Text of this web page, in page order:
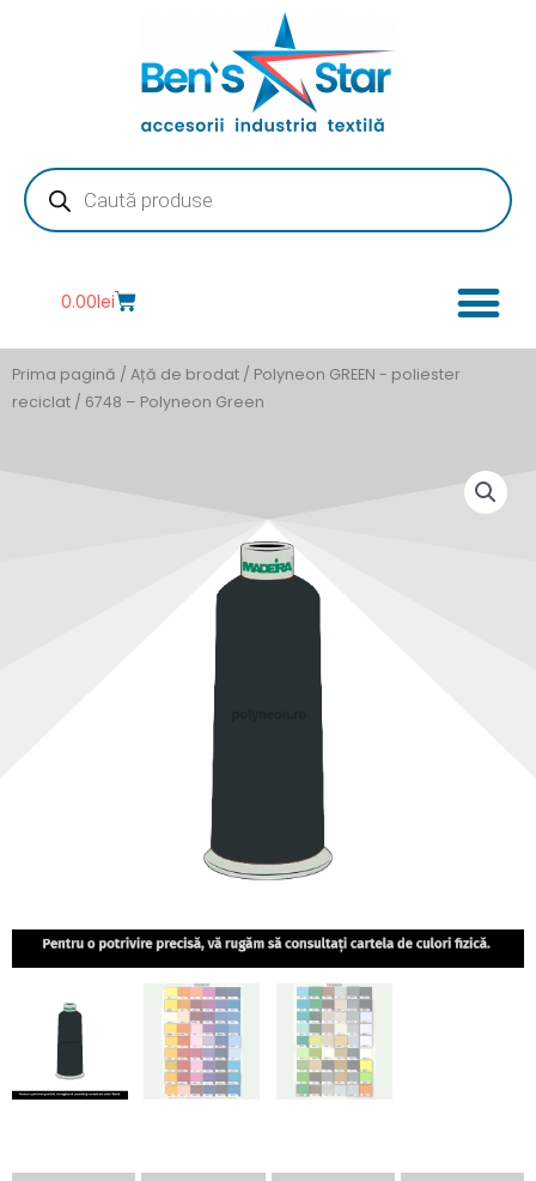
Products
search
0.00leiCart
Prima pagină / Ață de brodat / Polyneon GREEN - poliester
reciclat / 6748 – Polyneon Green